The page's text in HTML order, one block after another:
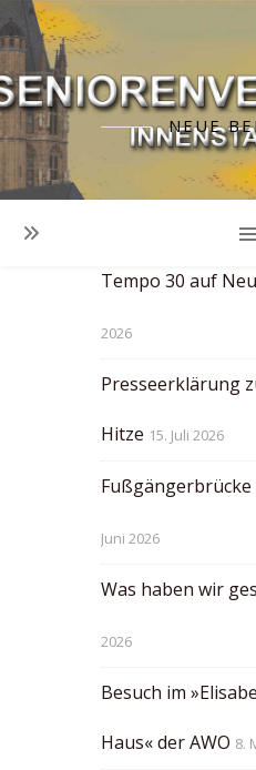
NEUE
Zu wenig Zeit an
Tempo 30 auf
2026
Presseerklärung
Hitze 15. Juli 2026
Juni 2026
Was haben wir
2026
Besuch im
Haus« der AWO 8.